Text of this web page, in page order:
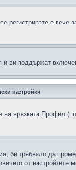
е вече
и ви поддържат
настройки
на връзката Профил
би трябвало да
от настройките